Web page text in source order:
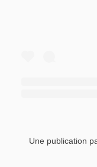
Une publication